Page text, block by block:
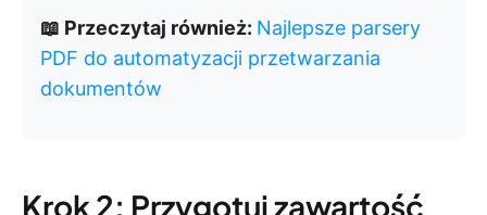
📖 Przeczytaj również: Najlepsze parsery
PDF do automatyzacji przetwarzania
dokumentów
Krok 2: Przygotuj zawartość